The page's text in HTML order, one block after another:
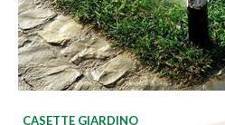
CASETTE GIARDINO